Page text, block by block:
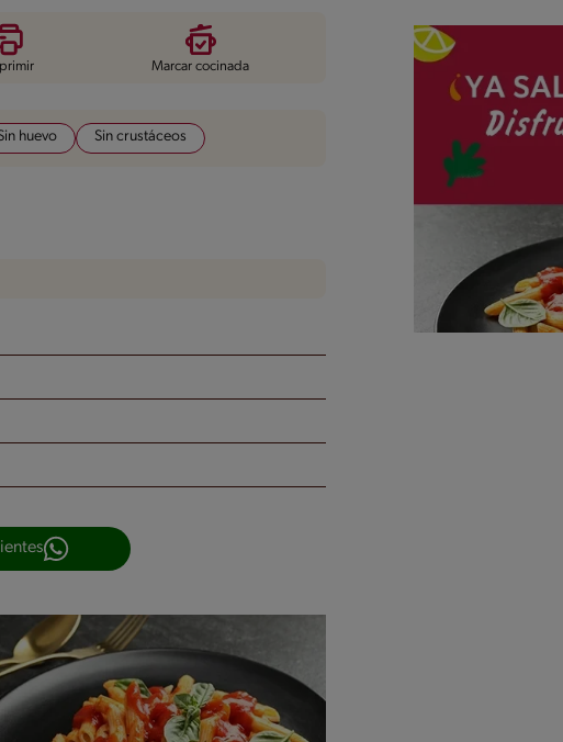
Marcar cocinada
huevo Sin crustáceos